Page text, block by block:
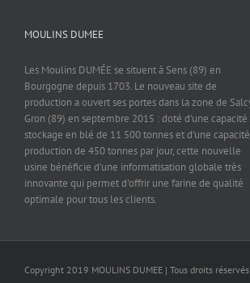
MOULINS DUMEE
Les Moulins DUMÉE se situent à Sens (89) en
Bourgogne depuis 1703. Le nouveau site de
production a ouvert ses portes dans la zone de
Gron (89) en septembre 2015 : doté d'une capacité
stockage en blé de 11 500 tonnes et d'une
production de 450 tonnes par jour, cette nouvelle
usine bénéficie d'une informatisation globale très
innovante qui permet d'offrir une farine de qualité
optimale pour tous les clients.
Copyright 2019 MOULINS DUMEE | Tous droits